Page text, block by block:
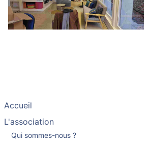
Accueil
L'association
Qui sommes-nous ?